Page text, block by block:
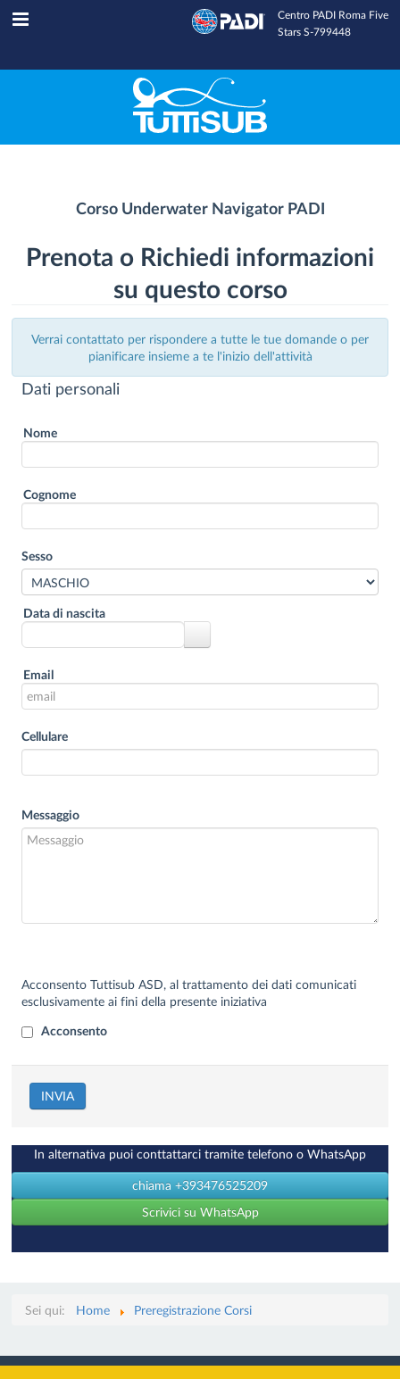
Centro PADI Roma Five
Stars S-799448
Tuttisub INFOLINE
Corso Underwater Navigator PADI
Prenota o Richiedi informazioni
su questo corso
Verrai contattato per rispondere a tutte le tue domande o per
pianificare insieme a te l'inizio dell'attività
Dati personali
Nome
Cognome
Sesso
Data di nascita
Email
Cellulare
Messaggio
Acconsento Tuttisub ASD, al trattamento dei dati comunicati
esclusivamente ai fini della presente iniziativa
Acconsento
INVIA
In alternativa puoi conttattarci tramite telefono o WhatsApp
chiama +393476525209
Scrivici su WhatsApp
Sei qui: Home Preregistrazione Corsi